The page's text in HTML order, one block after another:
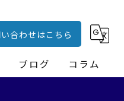
合わせはこちら
ブログ コラム